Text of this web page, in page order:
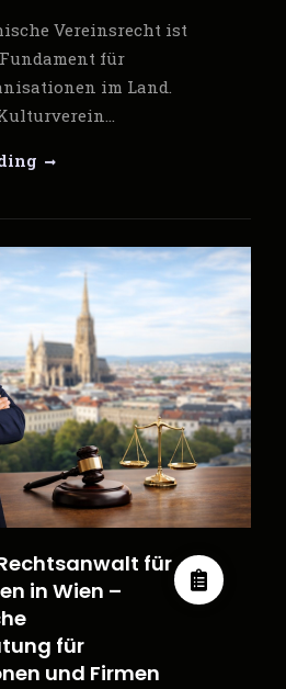
Vereinsrecht ist
für
im Land.
Anwalt
Vereinsrecht
in
Wien
Professionelle
Begleitung
für
Vereine,
NPOs
und
NGOs
für
in Wien –
für
und Firmen